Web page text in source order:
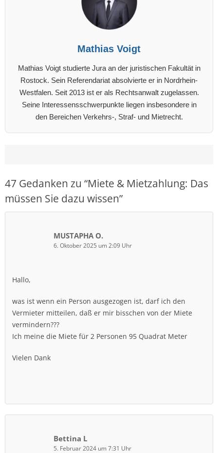
Mathias Voigt
Mathias Voigt studierte Jura an der juristischen Fakultät in
Rostock. Sein Referendariat absolvierte er in Nordrhein-
Westfalen. Seit 2013 ist er als Rechtsanwalt zugelassen.
Seine Interessensschwerpunkte liegen insbesondere in
den Bereichen Verkehrs-, Straf- und Mietrecht.
47 Gedanken zu “Miete & Mietzahlung: Das
müssen Sie dazu wissen”
MUSTAPHA O.
6. Oktober 2025 um 2:09 Uhr
Hallo,
was ist wenn ein Person ausgezogen ist, darf ich den
Vermieter mitteilen, daß er mir bisschen von der Miete
vermindern???
Ich meine die Miete für 2 Personen 95 Quadrat Meter
Vielen Dank
Bettina L
5. Februar 2024 um 7:31 Uhr